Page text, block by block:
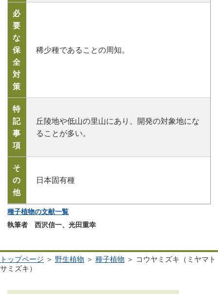
必
要
な
保
全
対
策
稀少種であることの周知。
特
記
事
項
丘陵地や低山の里山にあり、開発の対象地にな
ることが多い。
そ
の
他
日本固有種
種子植物の文献一覧
執筆者 西沢信一、光田重幸
トップページ ＞ 野生植物 ＞ 種子植物 ＞ コウヤミズキ（ミヤマト
サミズキ）